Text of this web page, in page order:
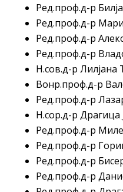
Ред.проф.д-р
Ред.проф.д-р
Ред.проф.д-р
Ред.проф.д-р
Н.сов.д-р Лилјана
Вонр.проф.д-р
Ред.проф.д-р
Н.сор.д-р Драгица
Ред.проф.д-р
Ред.проф.д-р
Ред.проф.д-р
Ред.проф.д-р